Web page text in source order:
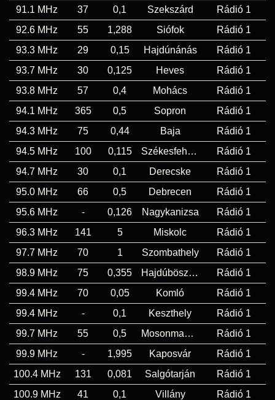
91.1 MHz
37 0,1 Szekszárd
Rádió 1
92.6 MHz
55 1,288 Siófok
Rádió 1
93.3 MHz
29 0,15 Hajdúnánás
Rádió 1
93.7 MHz
30 0,125 Heves
Rádió 1
93.8 MHz
57 0,4 Mohács
Rádió 1
94.1 MHz
365 0,5 Sopron
Rádió 1
94.3 MHz
75 0,44 Baja
Rádió 1
94.5 MHz
100 0,115 Székesfehérvár
Rádió 1
94.7 MHz
30 0,1 Derecske
Rádió 1
95.0 MHz
66 0,5 Debrecen
Rádió 1
95.6 MHz
- 0,126 Nagykanizsa
Rádió 1
96.3 MHz
141 5 Miskolc
Rádió 1
97.7 MHz
70 1 Szombathely
Rádió 1
98.9 MHz
75 0,355 Hajdúböszörmény
Rádió 1
99.4 MHz
70 0,05 Komló
Rádió 1
99.4 MHz
- 0,1 Keszthely
Rádió 1
99.7 MHz
55 0,5 Mosonmagyaróvár
Rádió 1
99.9 MHz
- 1,995 Kaposvár
Rádió 1
100.4 MHz
131 0,081 Salgótarján
Rádió 1
100.9 MHz
41 0,1 Villány Rádió 1